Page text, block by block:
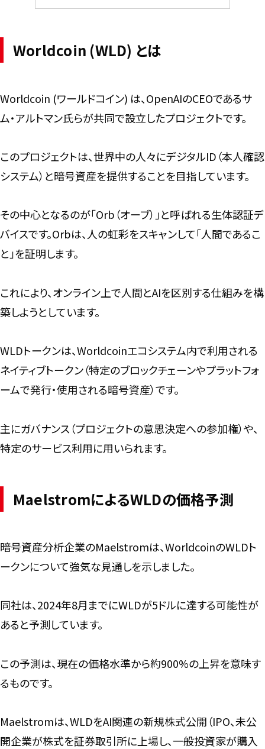
Worldcoin (WLD) とは
Worldcoin (ワールドコイン) は、OpenAIのCEOであるサ
ム・アルトマン氏らが共同で設立したプロジェクトです。
このプロジェクトは、世界中の人々にデジタルID（本人確認
システム）と暗号資産を提供することを目指しています。
その中心となるのが「Orb（オーブ）」と呼ばれる生体認証デ
バイスです。Orbは、人の虹彩をスキャンして「人間であるこ
と」を証明します。
これにより、オンライン上で人間とAIを区別する仕組みを構
築しようとしています。
WLDトークンは、Worldcoinエコシステム内で利用される
ネイティブトークン（特定のブロックチェーンやプラットフォ
ームで発行・使用される暗号資産）です。
主にガバナンス（プロジェクトの意思決定への参加権）や、
特定のサービス利用に用いられます。
MaelstromによるWLDの価格予測
暗号資産分析企業のMaelstromは、WorldcoinのWLDト
ークンについて強気な見通しを示しました。
同社は、2024年8月までにWLDが5ドルに達する可能性が
あると予測しています。
この予測は、現在の価格水準から約900%の上昇を意味す
るものです。
Maelstromは、WLDをAI関連の新規株式公開（IPO、未公
開企業が株式を証券取引所に上場し、一般投資家が購入